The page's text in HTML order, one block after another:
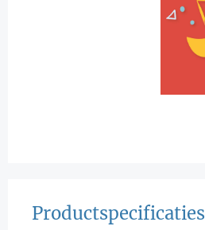
Productspecificaties